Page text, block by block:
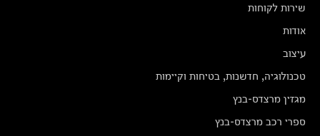
שירות לקוחות
אודות
עיצוב
טכנולוגיה, חדשנות, בטיחות וקיימות
מגזין מרצדס-בנץ
ספרי רכב מרצדס-בנץ